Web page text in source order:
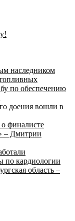
наследником
по обеспечению
доения вошли в
финалисте
– Дмитрии
по кардиологии
область –